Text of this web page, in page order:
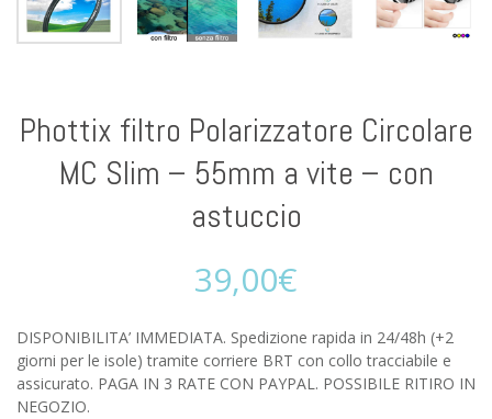
Phottix filtro Polarizzatore Circolare
MC Slim – 55mm a vite – con
astuccio
39,00€
DISPONIBILITA’ IMMEDIATA. Spedizione rapida in 24/48h (+2
giorni per le isole) tramite corriere BRT con collo tracciabile e
assicurato. PAGA IN 3 RATE CON PAYPAL. POSSIBILE RITIRO IN
NEGOZIO.